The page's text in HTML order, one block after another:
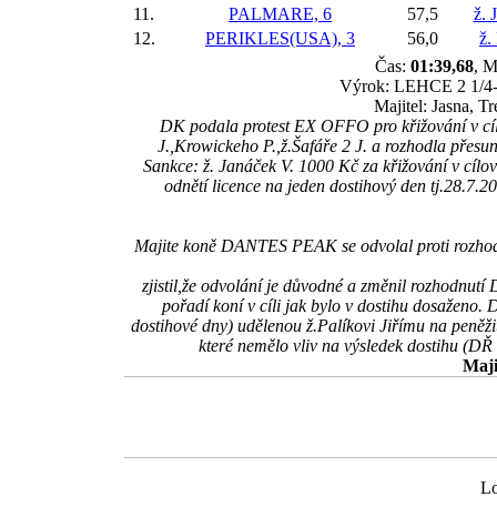
11.
PALMARE, 6 57,5
ž.
12.
PERIKLES(USA), 3 56,0
ž.
Čas: 01:39,68,
Výrok: LEHCE 2 1/
Majitel: Jasna,
DK podala protest EX OFFO pro křižování v
J.,Krowickeho P.,ž.Šafáře 2 J. a rozhodla
Sankce: ž. Janáček V. 1000 Kč za křižování v
odnětí licence na jeden dostihový den
Majite koně DANTES PEAK se odvolal proti
zjistil,že odvolání je důvodné a změnil
pořadí koní v cíli jak bylo v dostihu dosaženo.
dostihové dny) udělenou ž.Palíkovi Jiřímu na
které nemělo vliv na výsledek dostihu